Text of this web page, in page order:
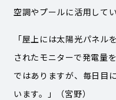
空調やプールに活用して
「屋上には太陽光パネル
されたモニターで発電量
ではありますが、毎日目
います。」（宮野）